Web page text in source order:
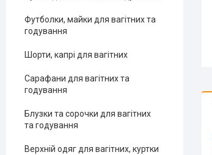
Футболки, майки для вагітних та
годування
Шорти, капрі для вагітних
Сарафани для вагітних та
годування
Блузки та сорочки для вагітних
та годування
Верхній одяг для вагітних, куртки